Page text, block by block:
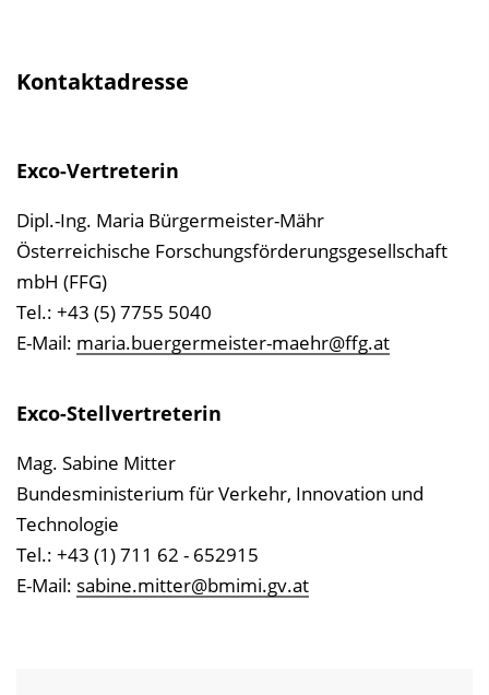
Kontaktadresse
Exco-Vertreterin
Dipl.-Ing. Maria Bürgermeister-Mähr
Österreichische Forschungsförderungsgesellschaft
mbH (FFG)
Tel.: +43 (5) 7755 5040
E-Mail: maria.buergermeister-maehr@ffg.at
Exco-Stellvertreterin
Mag. Sabine Mitter
Bundesministerium für Verkehr, Innovation und
Technologie
Tel.: +43 (1) 711 62 - 652915
E-Mail: sabine.mitter@bmimi.gv.at